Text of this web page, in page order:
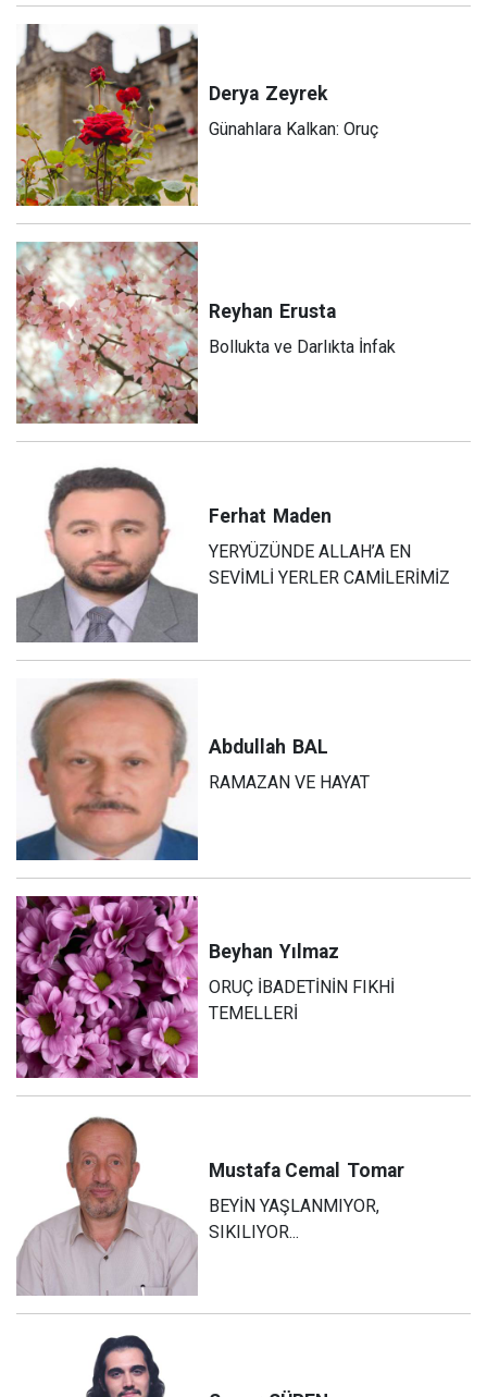
Derya Zeyrek
Günahlara Kalkan: Oruç
Reyhan Erusta
Bollukta ve Darlıkta İnfak
Ferhat Maden
YERYÜZÜNDE ALLAH’A EN
SEVİMLİ YERLER CAMİLERİMİZ
Abdullah BAL
RAMAZAN VE HAYAT
Beyhan Yılmaz
ORUÇ İBADETİNİN FIKHİ
TEMELLERİ
Mustafa Cemal Tomar
BEYİN YAŞLANMIYOR,
SIKILIYOR...